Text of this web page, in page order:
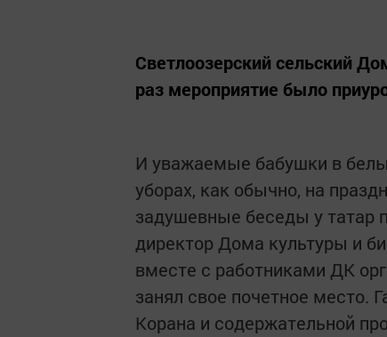
Светлоозерский сельский
раз мероприятие было
И уважаемые бабушки в
уборах, как обычно, на
задушевные беседы у татар
директор Дома культуры и
вместе с работниками ДК
занял свое почетное место.
Корана и содержательной